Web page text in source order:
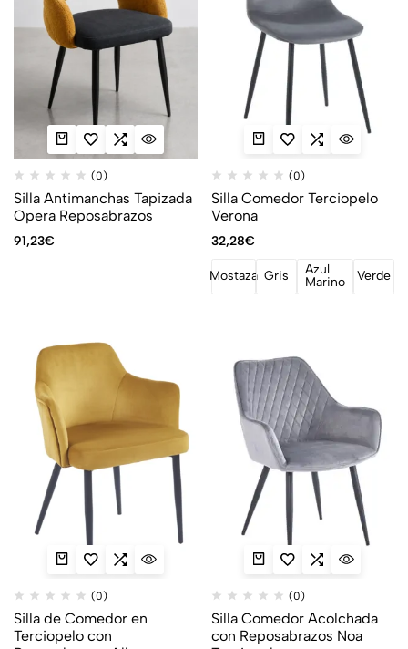
(0)
Silla Antimanchas Tapizada
Opera Reposabrazos
91,23€
(0)
Silla Comedor Terciopelo
Verona
32,28€
Mostaza Gris
Azul
Marino
Verde
(0)
Silla de Comedor en
Terciopelo con
(0)
Silla Comedor Acolchada
con Reposabrazos Noa